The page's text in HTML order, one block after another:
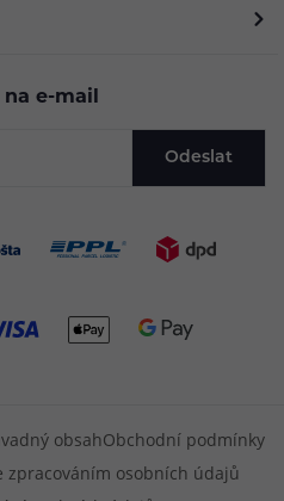
e-mail
Odeslat
obsahObchodní podmínky
zpracováním osobních údajů